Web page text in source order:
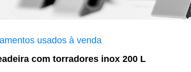
usados à venda
com torradores inox 200 L